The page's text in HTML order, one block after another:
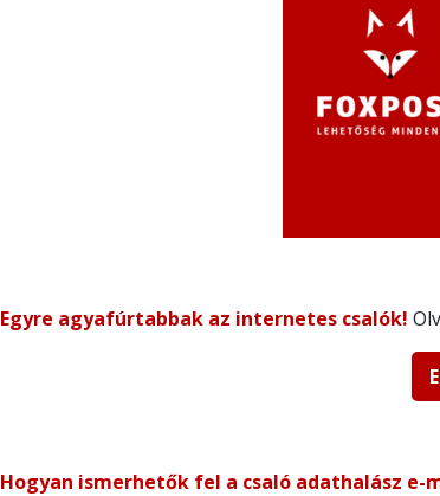
Egyre agyafúrtabbak az internetes csalók!
Hogyan ismerhetők fel a csaló adathalász e-